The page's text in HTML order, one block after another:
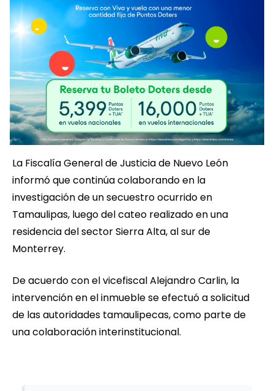
La Fiscalía General de Justicia de Nuevo León
informó que continúa colaborando en la
investigación de un secuestro ocurrido en
Tamaulipas, luego del cateo realizado en una
residencia del sector Sierra Alta, al sur de
Monterrey.
De acuerdo con el vicefiscal Alejandro Carlin, la
intervención en el inmueble se efectuó a solicitud
de las autoridades tamaulipecas, como parte de
una colaboración interinstitucional.